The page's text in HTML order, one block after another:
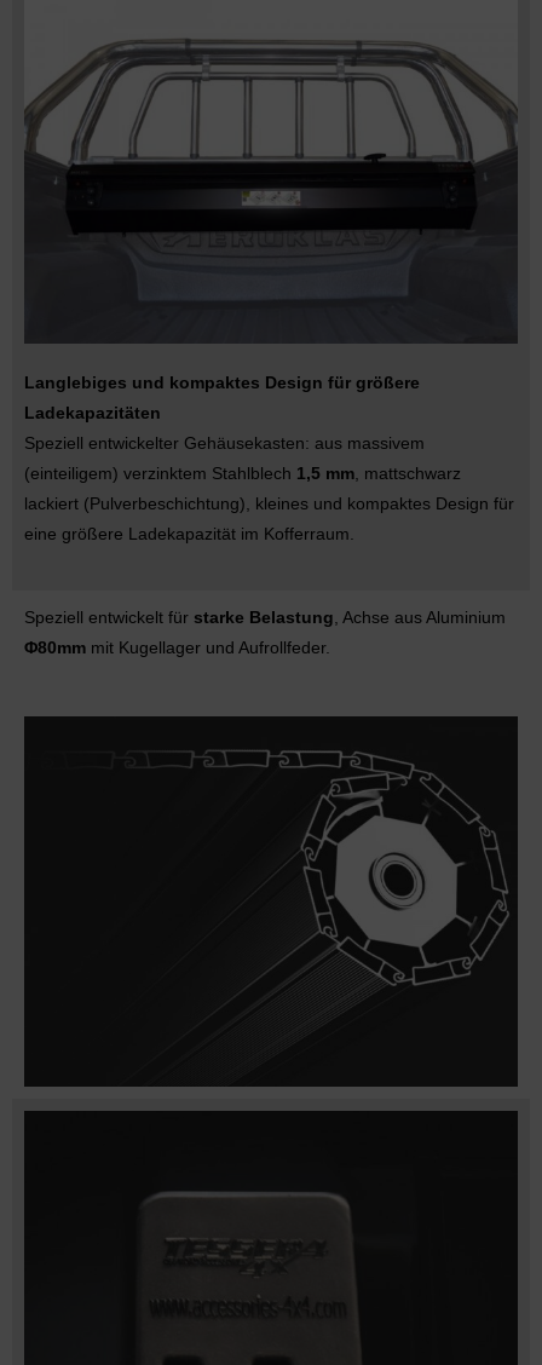
Langlebiges und kompaktes Design für größere
Ladekapazitäten
Speziell entwickelter Gehäusekasten: aus massivem
(einteiligem) verzinktem Stahlblech 1,5 mm , mattschwarz
lackiert (Pulverbeschichtung), kleines und kompaktes Design für
eine größere Ladekapazität im Kofferraum.
Speziell entwickelt für starke Belastung , Achse aus Aluminium
Φ80mm mit Kugellager und Aufrollfeder.